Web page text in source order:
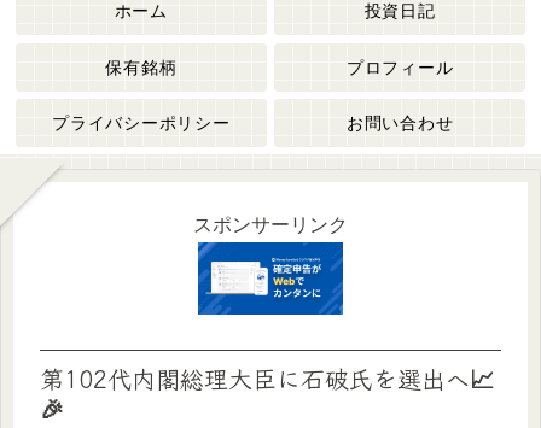
ホーム 投資日記
保有銘柄 プロフィール
プライバシーポリシー お問い合わせ
スポンサーリンク
第102代内閣総理大臣に石破氏を選出へ📈
🎉